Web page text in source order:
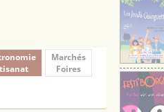
Marchés
Foires